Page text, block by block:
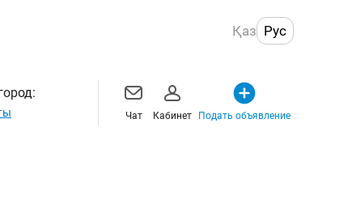
Қаз Рус
Чат Кабинет Подать объявление